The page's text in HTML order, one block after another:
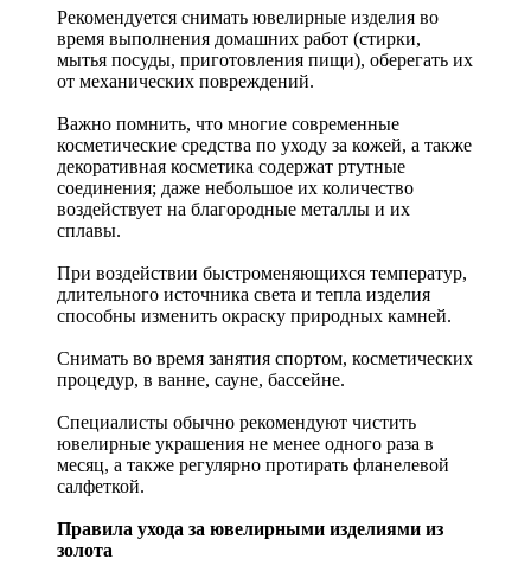
Рекомендуется снимать ювелирные изделия во
время выполнения домашних работ (стирки,
мытья посуды, приготовления пищи), оберегать их
от механических повреждений.
Важно помнить, что многие современные
косметические средства по уходу за кожей, а также
декоративная косметика содержат ртутные
соединения; даже небольшое их количество
воздействует на благородные металлы и их
сплавы.
При воздействии быстроменяющихся температур,
длительного источника света и тепла изделия
способны изменить окраску природных камней.
Снимать во время занятия спортом, косметических
процедур, в ванне, сауне, бассейне.
Специалисты обычно рекомендуют чистить
ювелирные украшения не менее одного раза в
месяц, а также регулярно протирать фланелевой
салфеткой.
Правила ухода за ювелирными изделиями из
золота